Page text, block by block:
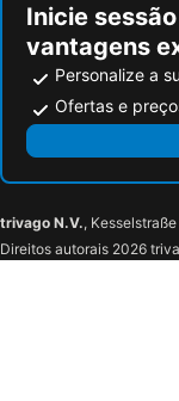
Inicie
vantagens
Personalize a
Ofertas e
trivago N.V.,
Direitos autorais 2026